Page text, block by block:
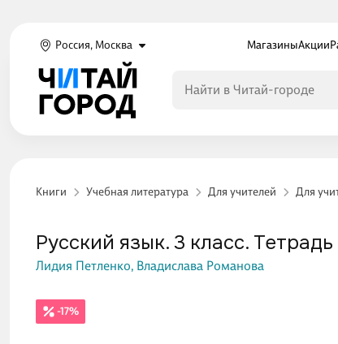
Россия, Москва МагазиныАкции
Книги Учебная литература Для учителей Для
-17%
Русский язык. 3 класс.
Лидия Петленко, Владислава Романова